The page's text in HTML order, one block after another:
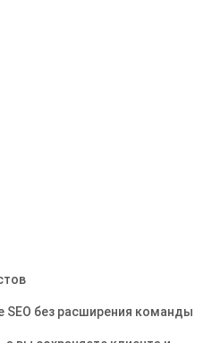
SEO без расширения команды